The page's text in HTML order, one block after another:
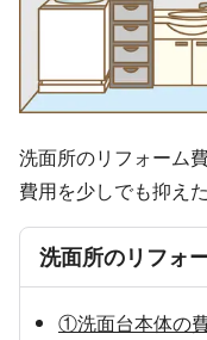
洗面所のリフォーム
費用を少しでも抑え
洗面所のリフォ
①洗面台本体の